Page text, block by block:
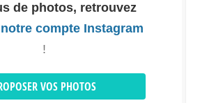
de photos, retrouvez
notre compte Instagram
!
VOS PHOTOS